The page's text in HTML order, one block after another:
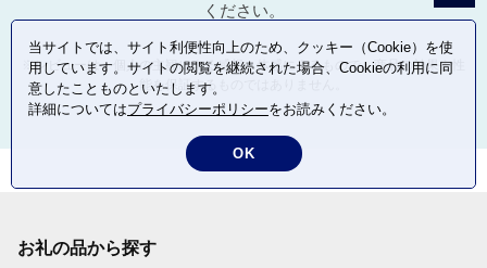
ください。
※レビューは、個人の主観による感想・体感によるもので、商品の効果や性
能を保証するものではありません。
お礼の品から探す
当サイトでは、サイト利便性向上のため、クッキー（Cookie）を使
用しています。サイトの閲覧を継続された場合、Cookieの利用に同
意したことものといたします。
詳細についてはプライバシーポリシーをお読みください。
OK